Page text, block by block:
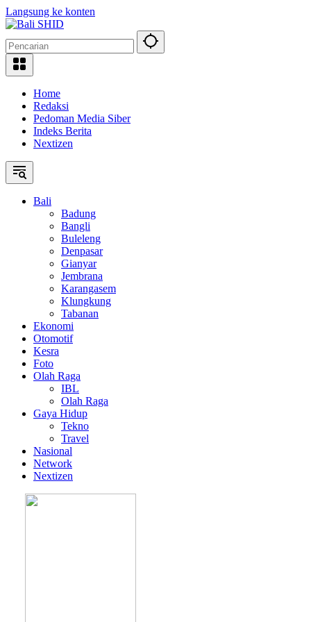
Langsung ke konten
Home
Redaksi
Pedoman Media Siber
Indeks Berita
Nextizen
Bali
Badung
Bangli
Buleleng
Denpasar
Gianyar
Jembrana
Karangasem
Klungkung
Tabanan
Ekonomi
Otomotif
Kesra
Foto
Olah Raga
IBL
Olah Raga
Gaya Hidup
Tekno
Travel
Nasional
Network
Nextizen